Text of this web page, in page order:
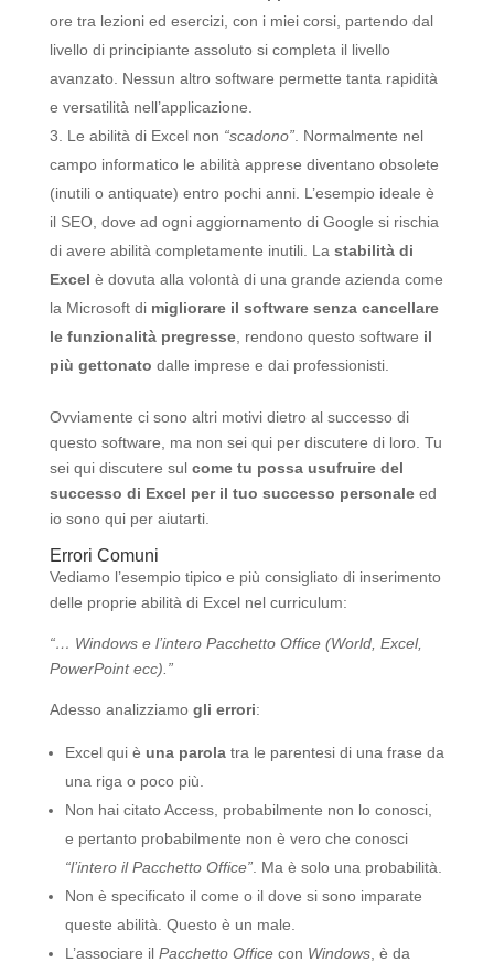
ore tra lezioni ed esercizi, con i miei corsi, partendo dal
livello di principiante assoluto si completa il livello
avanzato. Nessun altro software permette tanta rapidità
e versatilità nell’applicazione.
Le abilità di Excel non “scadono”. Normalmente nel
campo informatico le abilità apprese diventano obsolete
(inutili o antiquate) entro pochi anni. L’esempio ideale è
il SEO, dove ad ogni aggiornamento di Google si rischia
di avere abilità completamente inutili. La stabilità di
Excel è dovuta alla volontà di una grande azienda come
la Microsoft di migliorare il software senza cancellare
le funzionalità pregresse, rendono questo software il
più gettonato dalle imprese e dai professionisti.
Ovviamente ci sono altri motivi dietro al successo di
questo software, ma non sei qui per discutere di loro. Tu
sei qui discutere sul come tu possa usufruire del
successo di Excel per il tuo successo personaleed
io sono qui per aiutarti.
Errori Comuni
Vediamo l’esempio tipico e più consigliato di inserimento
delle proprie abilità di Excel nel curriculum:
“… Windows e l’intero Pacchetto Office (World, Excel,
PowerPoint ecc).”
Adesso analizziamo gli errori:
Excel qui è una parolatra le parentesi di una frase da
una riga o poco più.
Non hai citato Access, probabilmente non lo conosci,
e pertanto probabilmente non è vero che conosci
“l’intero il Pacchetto Office”. Ma è solo una probabilità.
Non è specificato il come o il dove si sono imparate
queste abilità. Questo è un male.
L’associare il Pacchetto Officecon Windows, è da